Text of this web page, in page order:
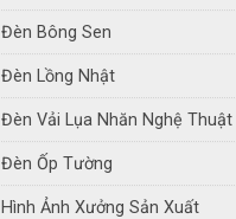
Đèn Bông Sen
Đèn Lồng Nhật
Đèn Vải Lụa Nhăn Nghệ Thuật
Đèn Ốp Tường
Hình Ảnh Xưởng Sản Xuất